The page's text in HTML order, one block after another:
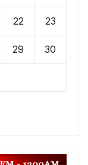
22 23
29 30